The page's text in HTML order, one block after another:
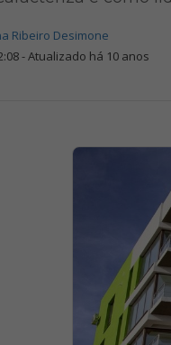
Ribeiro Desimone
- Atualizado há 10 anos